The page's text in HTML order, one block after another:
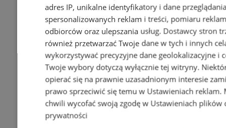
adres IP, unikalne identyfikatory i dane
spersonalizowanych reklam i treści, pomiaru
odbiorców oraz ulepszania usług. Dostawcy stron
również przetwarzać Twoje dane w tych i innych
wykorzystywać precyzyjne dane geolokalizacyjne i
Twoje wybory dotyczą wyłącznie tej witryny.
opierać się na prawnie uzasadnionym interesie
prawo sprzeciwić się temu w Ustawieniach reklam.
chwili wycofać swoją zgodę w Ustawieniach plików
prywatności